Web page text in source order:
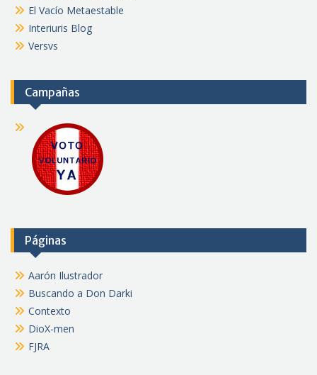
El Vacío Metaestable
Interiuris Blog
Versvs
Campañas
Páginas
Aarón Ilustrador
Buscando a Don Darki
Contexto
DioX-men
FJRA